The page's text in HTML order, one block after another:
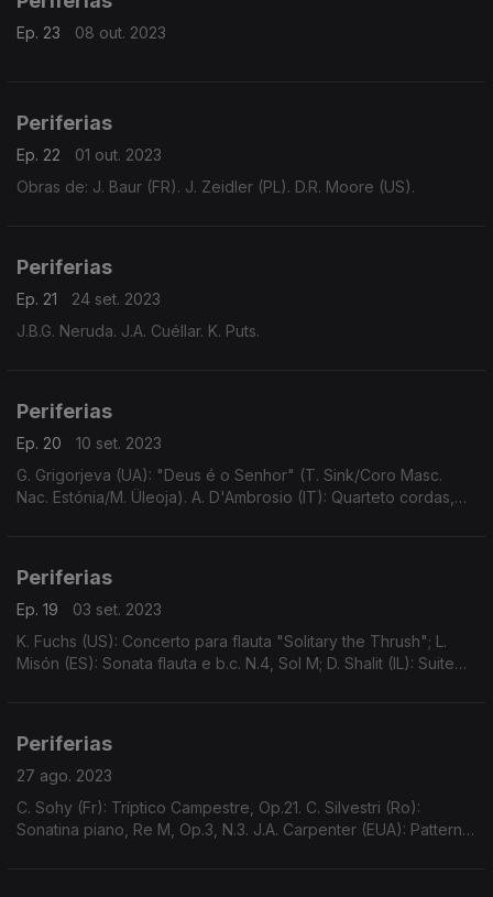
Ep. 23 08 out. 2023
Periferias
Ep. 22
01 out. 2023
Obras de: J. Baur (FR). J. Zeidler (PL). D.R. Moore (US).
Periferias
Ep. 21
24 set. 2023
J.B.G. Neruda. J.A. Cuéllar. K. Puts.
Periferias
Ep. 20
10 set. 2023
G. Grigorjeva (UA): "Deus é o Senhor" (T. Sink/Coro Masc.
Nac. Estónia/M. Üleoja). A. D'Ambrosio (IT): Quarteto cordas,
Periferias
Ep. 19
03 set. 2023
K. Fuchs (US): Concerto para flauta "Solitary the Thrush"; L.
Misón (ES): Sonata flauta e b.c. N.4, Sol M; D. Shalit (IL): Suite
Periferias
27 ago. 2023
C. Sohy (Fr): Tríptico Campestre, Op.21. C. Silvestri (Ro):
Sonatina piano, Re M, Op.3, N.3. J.A. Carpenter (EUA): Patterns,